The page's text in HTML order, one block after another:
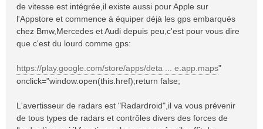
de vitesse est intégrée,il existe aussi pour Apple sur
l'Appstore et commence à équiper déjà les gps embarqués
chez Bmw,Mercedes et Audi depuis peu,c'est pour vous dire
que c'est du lourd comme gps:
https://play.google.com/store/apps/deta ... e.app.maps"
onclick="window.open(this.href);return false;
L'avertisseur de radars est "Radardroid",il va vous prévenir
de tous types de radars et contrôles divers des forces de